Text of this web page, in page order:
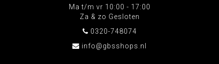
Ma t/m vr 10:00 - 17:00
Za & zo Gesloten
0320-748074
info@gbsshops.nl